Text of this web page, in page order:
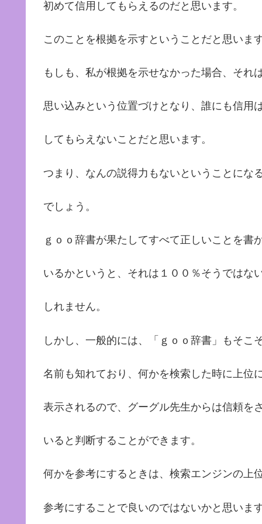
初めて信用してもらえるのだと思います。
このことを根拠を示すということだと思います
もしも、私が根拠を示せなかった場合、それ
思い込みという位置づけとなり、誰にも信用
してもらえないことだと思います。
つまり、なんの説得力もないということにな
でしょう。
ｇｏｏ辞書が果たしてすべて正しいことを書
いるかというと、それは１００％そうではな
しれません。
しかし、一般的には、「ｇｏｏ辞書」もそこ
名前も知れており、何かを検索した時に上位
表示されるので、グーグル先生からは信頼を
いると判断することができます。
何かを参考にするときは、検索エンジンの上
参考にすることで良いのではないかと思います